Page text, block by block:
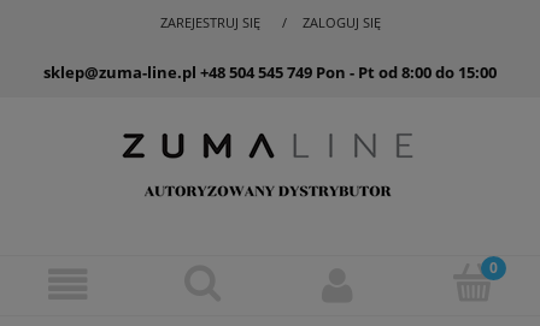
ZAREJESTRUJ SIĘ ZALOGUJ SIĘ
sklep@zuma-line.pl +48 504 545 749 Pon - Pt od 8:00 do 15:00